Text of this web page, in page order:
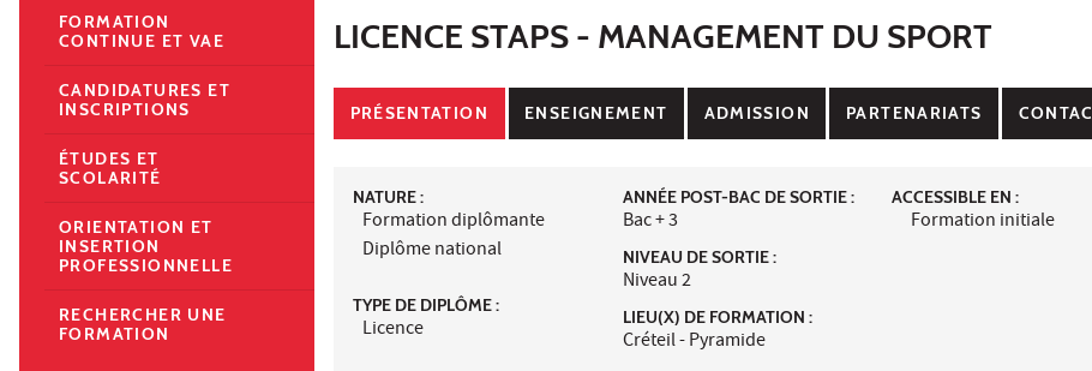
LICENCE STAPS - MANAGEMENT DU SPORT
PRÉSENTATION ENSEIGNEMENT ADMISSION PARTENARIATS
NATURE :
Formation diplômante
Diplôme national
TYPE DE DIPLÔME :
Licence
ANNÉE POST-BAC DE SORTIE :
Bac + 3
NIVEAU DE SORTIE :
Niveau 2
LIEU(X) DE FORMATION :
Créteil - Pyramide
ACCESSIBLE EN :
Formation initiale
FORMATION
CONTINUE ET VAE
CANDIDATURES ET
INSCRIPTIONS
ÉTUDES ET
SCOLARITÉ
ORIENTATION ET
INSERTION
PROFESSIONNELLE
RECHERCHER UNE
FORMATION